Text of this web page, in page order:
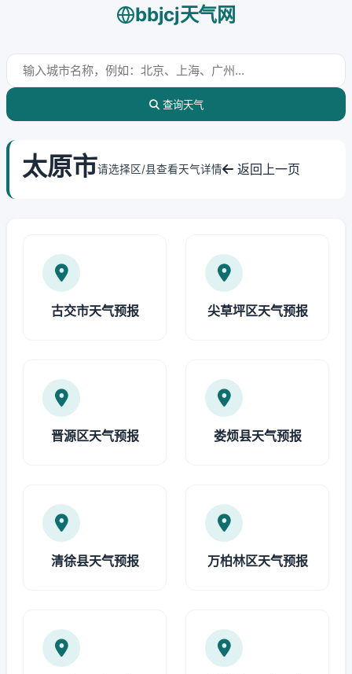
bbjcj天气网
查询天气
太原市请选择区/县查看天气详情 返回上一页
古交市天气预报 尖草坪区天气预报
晋源区天气预报 娄烦县天气预报
清徐县天气预报 万柏林区天气预报